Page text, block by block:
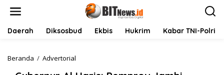
Daerah Diksosbud Ekbis Hukrim Kabar TNI-Polri
Beranda / Advertorial